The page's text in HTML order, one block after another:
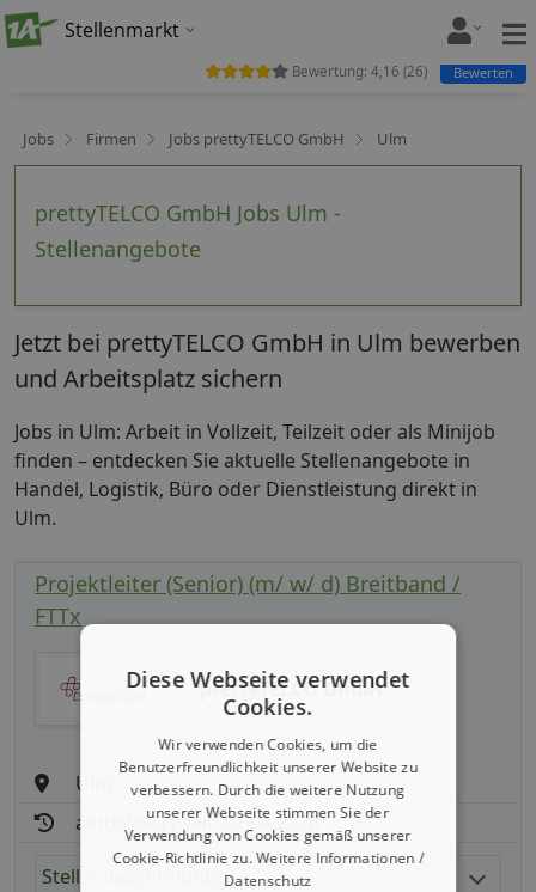
Stellenmarkt
Jobs Firmen Jobs prettyTELCO GmbH Ulm
prettyTELCO GmbH Jobs Ulm -
Stellenangebote
Bewertung: 4,16 (26) Bewerten
Jetzt bei prettyTELCO GmbH in Ulm bewerben
und Arbeitsplatz sichern
Jobs in Ulm: Arbeit in Vollzeit, Teilzeit oder als Minijob
finden – entdecken Sie aktuelle Stellenangebote in
Handel, Logistik, Büro oder Dienstleistung direkt in
Ulm.
Projektleiter (Senior) (m/ w/ d) Breitband /
FTTx
prettyTELCO GmbH
Ulm
aktualisiert seit: 07.08.2026
Stellenbeschreibung:
Diese Webseite verwendet
Cookies.
Wir verwenden Cookies, um die
Benutzerfreundlichkeit unserer Website zu
verbessern. Durch die weitere Nutzung
unserer Webseite stimmen Sie der
Verwendung von Cookies gemäß unserer
Cookie-Richtlinie zu.Weitere Informationen /
Datenschutz